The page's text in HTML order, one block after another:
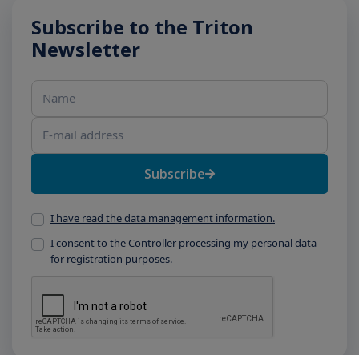
Subscribe to the Triton
Newsletter
Name
E-mail address
Subscribe
I have read the data management information.
I consent to the Controller processing my personal data
for registration purposes.